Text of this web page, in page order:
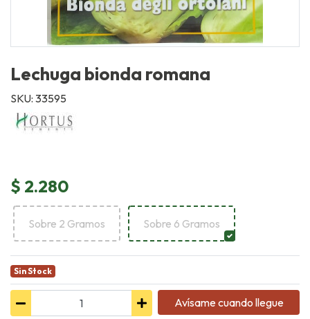
Lechuga bionda romana
SKU: 33595
$ 2.280
Sobre 2 Gramos Sobre 6 Gramos
Sin Stock
Avísame cuando llegue